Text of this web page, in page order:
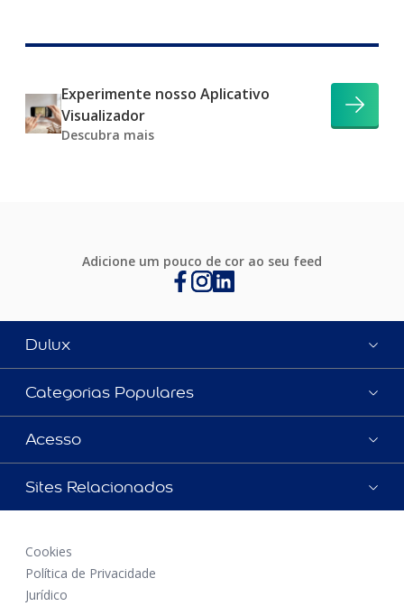
Experimente nosso Aplicativo
Visualizador
Descubra mais
Adicione um pouco de cor ao seu feed
Dulux
Categorias Populares
Acesso
Sites Relacionados
Cookies
Política de Privacidade
Jurídico